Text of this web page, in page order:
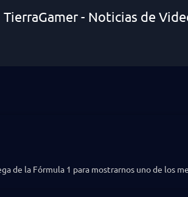
TierraGamer - Noticias de
de la Fórmula 1 para mostrarnos uno de los